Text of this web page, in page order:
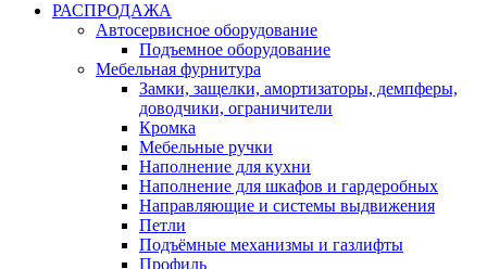
РАСПРОДАЖА
Автосервисное оборудование
Подъемное оборудование
Мебельная фурнитура
Замки, защелки, амортизаторы, демпферы,
доводчики, ограничители
Кромка
Мебельные ручки
Наполнение для кухни
Наполнение для шкафов и гардеробных
Направляющие и системы выдвижения
Петли
Подъёмные механизмы и газлифты
Профиль